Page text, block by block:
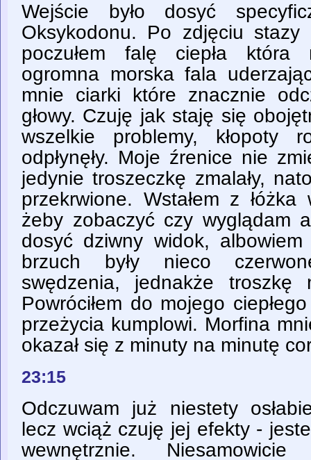
Wejście było dosyć
Oksykodonu. Po zdjęciu
poczułem falę ciepła która
ogromna morska fala
mnie ciarki które znacznie
głowy. Czuję jak staję się
wszelkie problemy, kłopoty
odpłynęły. Moje źrenice nie
jedynie troszeczkę zmalały,
przekrwione. Wstałem z
żeby zobaczyć czy wyglądam
dosyć dziwny widok,
brzuch były nieco
swędzenia, jednakże troszkę
Powróciłem do mojego
przeżycia kumplowi. Morfina
okazał się z minuty na minutę
23:15
Odczuwam już niestety
lecz wciąż czuję jej efekty -
wewnętrznie.